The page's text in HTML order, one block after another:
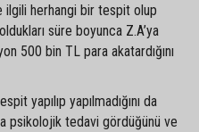
ilgili herhangi bir tespit olup
süre boyunca Z.A’ya
500 bin TL para akatardığını
yapılıp yapılmadığını da
psikolojik tedavi gördüğünü ve